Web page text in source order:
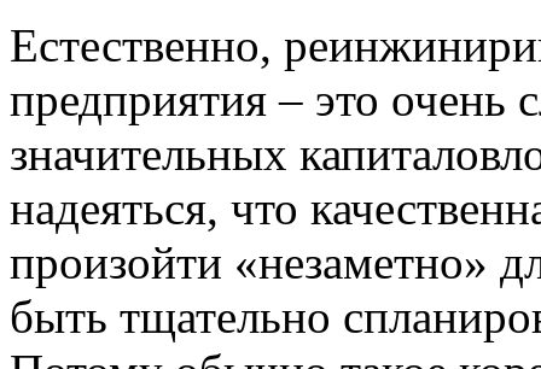
Естественно,
предприятия – это
значительных
надеяться, что
произойти «незаметно»
быть тщательно